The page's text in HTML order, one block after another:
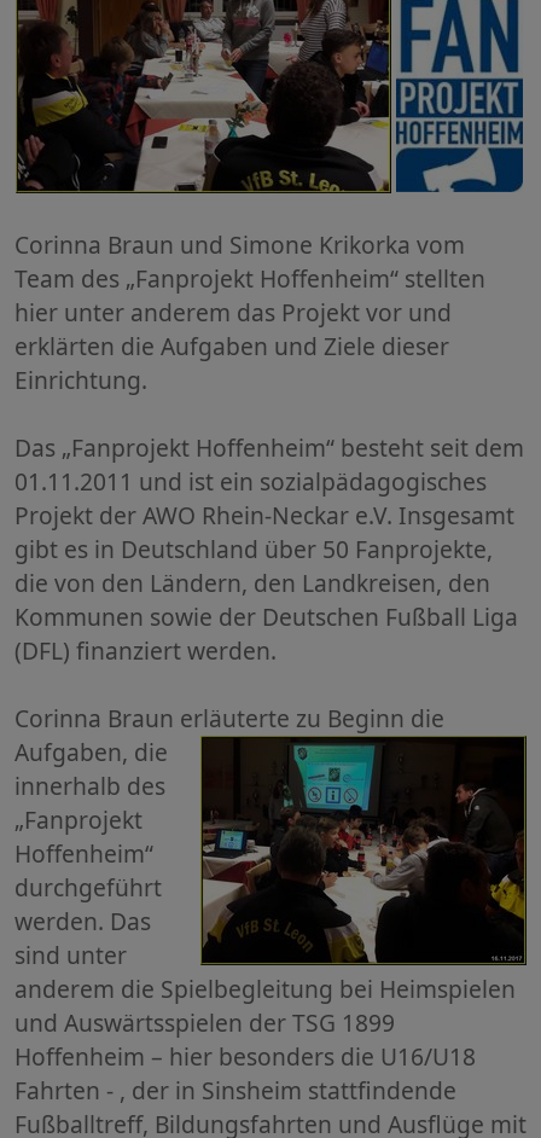
Corinna Braun und Simone Krikorka vom
Team des „Fanprojekt Hoffenheim“ stellten
hier unter anderem das Projekt vor und
erklärten die Aufgaben und Ziele dieser
Einrichtung.
Das „Fanprojekt Hoffenheim“ besteht seit dem
01.11.2011 und ist ein sozialpädagogisches
Projekt der AWO Rhein-Neckar e.V. Insgesamt
gibt es in Deutschland über 50 Fanprojekte,
die von den Ländern, den Landkreisen, den
Kommunen sowie der Deutschen Fußball Liga
(DFL) finanziert werden.
Corinna Braun erläuterte zu Beginn die
Aufgaben, die
innerhalb des
„Fanprojekt
Hoffenheim“
durchgeführt
werden. Das
sind unter
anderem die Spielbegleitung bei Heimspielen
und Auswärtsspielen der TSG 1899
Hoffenheim – hier besonders die U16/U18
Fahrten - , der in Sinsheim stattfindende
Fußballtreff, Bildungsfahrten und Ausflüge mit